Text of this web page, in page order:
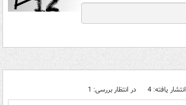
انتشار یافته: 4 در انتظار بررسی: 1